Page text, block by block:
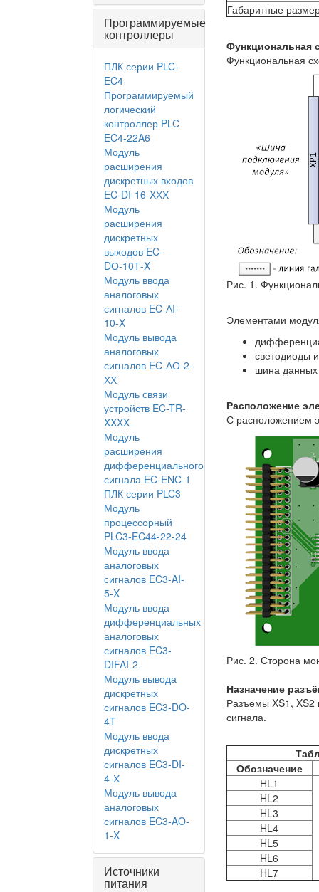
Программируемые
контроллеры
ПЛК серии PLC-
EC4
Программируемый
логический
контроллер PLC-
EC4-22A6
Модуль
расширения
дискретных входов
EC-DI-16-XХХ
Модуль
расширения
дискретных
выходов EC-
DО-10Т-X
Модуль ввода
аналоговых
сигналов EC-АI-
10-X
Модуль вывода
аналоговых
сигналов EC-АО-2-
ХХ
Модуль связи
устройств EC-TR-
XXXX
Модуль
расширения
дифференциального
сигнала EC-ENC-1
ПЛК серии PLC3
Модуль
процессорный
PLC3-EC44-22-24
Модуль ввода
аналоговых
сигналов EC3-AI-
5-X
Модуль ввода
дифференциальных
аналоговых
сигналов EC3-
DIFAI-2
Модуль вывода
дискретных
сигналов EC3-DO-
4T
Модуль ввода
дискретных
сигналов EC3-DI-
4-Х
Модуль вывода
аналоговых
сигналов EC3-AO-
1-X
Источники
питания
Габаритные
Функциональная
Функциональная
Рис. 1.
Элементами
светодиоды
шина
Расположение
С расположением
Рис. 2. Сторона
Назначение
Разъемы XS1,
сигнала.
Обозначение
HL1
HL2
HL3
HL4
HL5
HL6
HL7